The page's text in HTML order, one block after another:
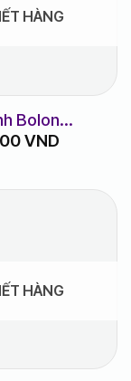
HÀNG
Bolon
VND
HÀNG